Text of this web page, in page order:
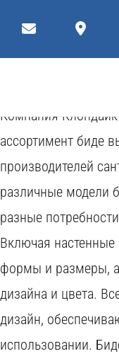
Компания
ассортимент биде
производителей
различные модели
разные
Включая
формы и размеры,
дизайна и цвета.
дизайн,
использовании.